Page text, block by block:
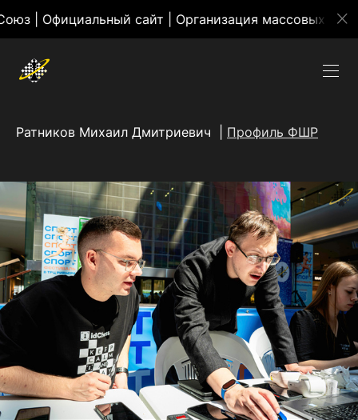
сайт | Организация массовых мероприятий
Ратников Михаил Дмитриевич | Профиль ФШР